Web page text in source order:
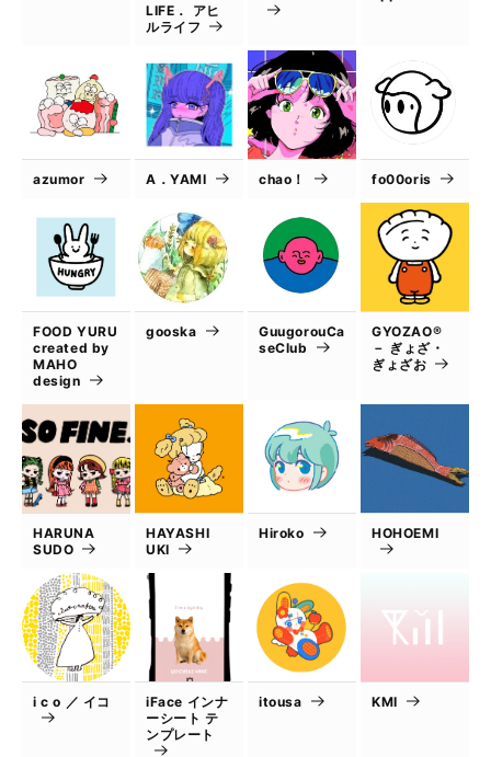
LIFE． アヒ
ルライフ
azumor A．YAMI chao！ fo00oris
FOOD YURU
created by
MAHO
design
gooska
GuugorouCa
seClub
GYOZAO®
－ ぎょざ・
ぎょざお
HARUNA
SUDO
HAYASHI
UKI
Hiroko HOHOEMI
i c o ／ イコ
iFace インナ
ーシート テ
ンプレート
itousa KMI